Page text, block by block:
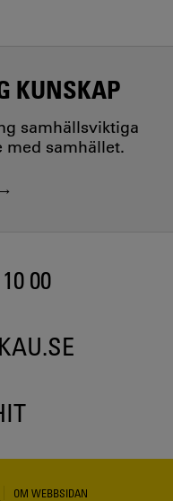
KUNSKAP
samhällsviktiga
med samhället.
00
OM WEBBSIDAN